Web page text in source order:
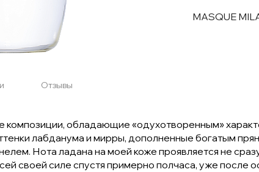
MASQUE
Отзывы
композиции, обладающие «одухотворенным»
лабданума и мирры, дополненные богатым
Нота ладана на моей коже проявляется не
своей силе спустя примерно полчаса, уже после